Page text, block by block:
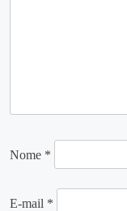
Nome *
E-mail *